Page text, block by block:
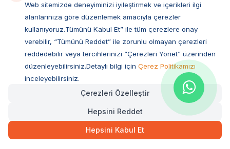
159,00TL Hızlı Teslimat
SEPETE EKLE
Müşteri Hizmetleri
Sıkça Sorulan Sorular
Ovacık Mah. Hacıoğlu Sok. No:13 Başiskele / KOCAELİ
Müşteri Destek Hattı
Web sitemizde deneyiminizi iyileştirmek ve içerikleri ilgi
alanlarınıza göre düzenlemek amacıyla çerezler
kullanıyoruz.Tümünü Kabul Et” ile tüm çerezlere onay
verebilir, “Tümünü Reddet” ile zorunlu olmayan çerezleri
reddedebilir veya tercihlerinizi “Çerezleri Yönet” üzerinden
düzenleyebilirsiniz.Detaylı bilgi için Çerez Politikamızı
inceleyebilirsiniz.
Çerezleri Özelleştir
Hepsini Reddet
Hepsini Kabul Et